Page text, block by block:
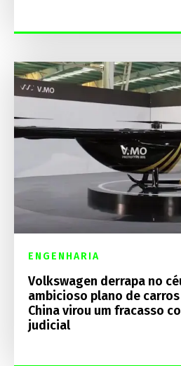
ENGENHARIA
Volkswagen derrapa no
ambicioso plano de
China virou um fracasso
judicial